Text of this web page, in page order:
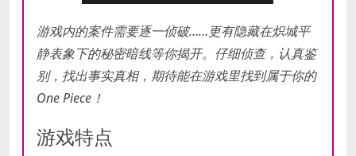
游戏内的案件需要逐一侦破……更有隐藏在炽城平
静表象下的秘密暗线等你揭开。仔细侦查，认真鉴
别，找出事实真相，期待能在游戏里找到属于你的
One Piece！
游戏特点